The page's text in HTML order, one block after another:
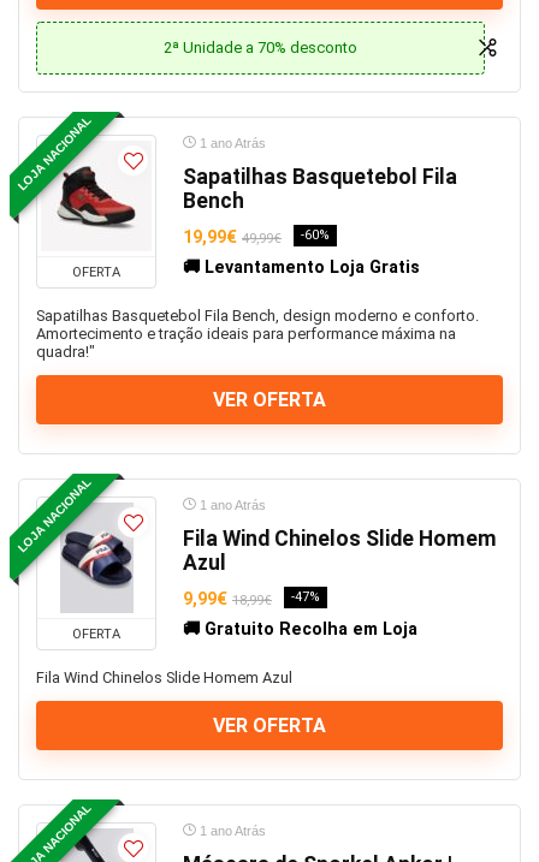
2ª Unidade a 70% desconto
LOJA NACIONAL
OFERTA
1 ano Atrás
Sapatilhas Basquetebol Fila
Bench
19,99€ 49,99€ -60%
🚚 Levantamento Loja Gratis
Sapatilhas Basquetebol Fila Bench, design moderno e conforto.
Amortecimento e tração ideais para performance máxima na
quadra!"
VER OFERTA
LOJA NACIONAL
OFERTA
1 ano Atrás
Fila Wind Chinelos Slide Homem
Azul
9,99€ 18,99€ -47%
🚚 Gratuito Recolha em Loja
Fila Wind Chinelos Slide Homem Azul
VER OFERTA
LOJA NACIONAL 1 ano Atrás